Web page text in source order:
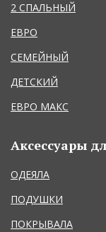
2 СПАЛЬНЫЙ
ЕВРО
СЕМЕЙНЫЙ
ДЕТСКИЙ
ЕВРО МАКС
Аксессуары
ОДЕЯЛА
ПОДУШКИ
ПОКРЫВАЛА